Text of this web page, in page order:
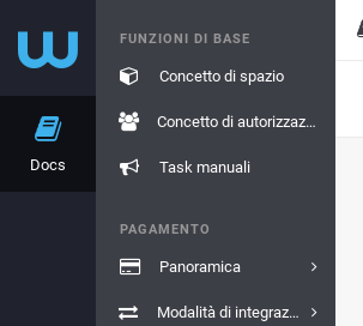
Docs
FUNZIONI DI BASE
Concetto di spazio
Concetto di autorizzazione
Task manuali
PAGAMENTO
Panoramica
Modalità di integrazione